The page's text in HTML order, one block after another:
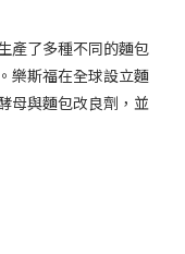
產了多種不同的麵包
樂斯福在全球設立麵
母與麵包改良劑，並